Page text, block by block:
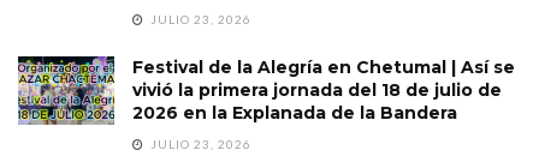
JULIO 23, 2026
Festival de la Alegría en Chetumal | Así se
vivió la primera jornada del 18 de julio de
2026 en la Explanada de la Bandera
JULIO 23, 2026